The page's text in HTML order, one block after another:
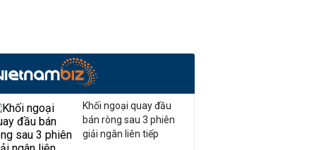
Khối ngoại quay đầu
bán ròng sau 3 phiên
giải ngân liên tiếp